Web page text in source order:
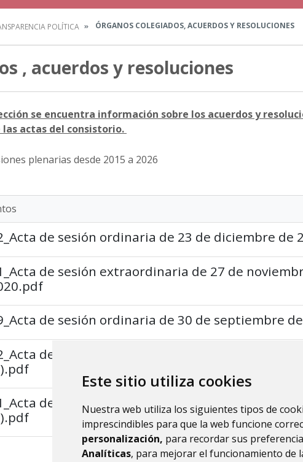
Este sitio utiliza cookies
Nuestra web utiliza los siguientes tipos de
imprescindibles para que la web funcione
personalización, para recordar sus
Analíticas, para mejorar el funcionamiento de
POLÍTICA ÓRGANOS COLEGIADOS, ACUERDOS Y RESOLUCIONES
, acuerdos y resoluciones
se encuentra información sobre los acuerdos y
actas del consistorio.
plenarias desde 2015 a 2026
de sesión ordinaria de 23 de diciembre de
de sesión extraordinaria de 27 de
de sesión ordinaria de 30 de septiembre
de sesión extraordinaria de 19 de febrero
de sesión extraordinaria de 13 de enero de